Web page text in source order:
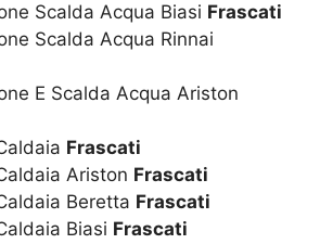
Scalda Acqua Biasi Frascati
Scalda Acqua Rinnai
E Scalda Acqua Ariston
Frascati
Ariston Frascati
Beretta Frascati
Biasi Frascati